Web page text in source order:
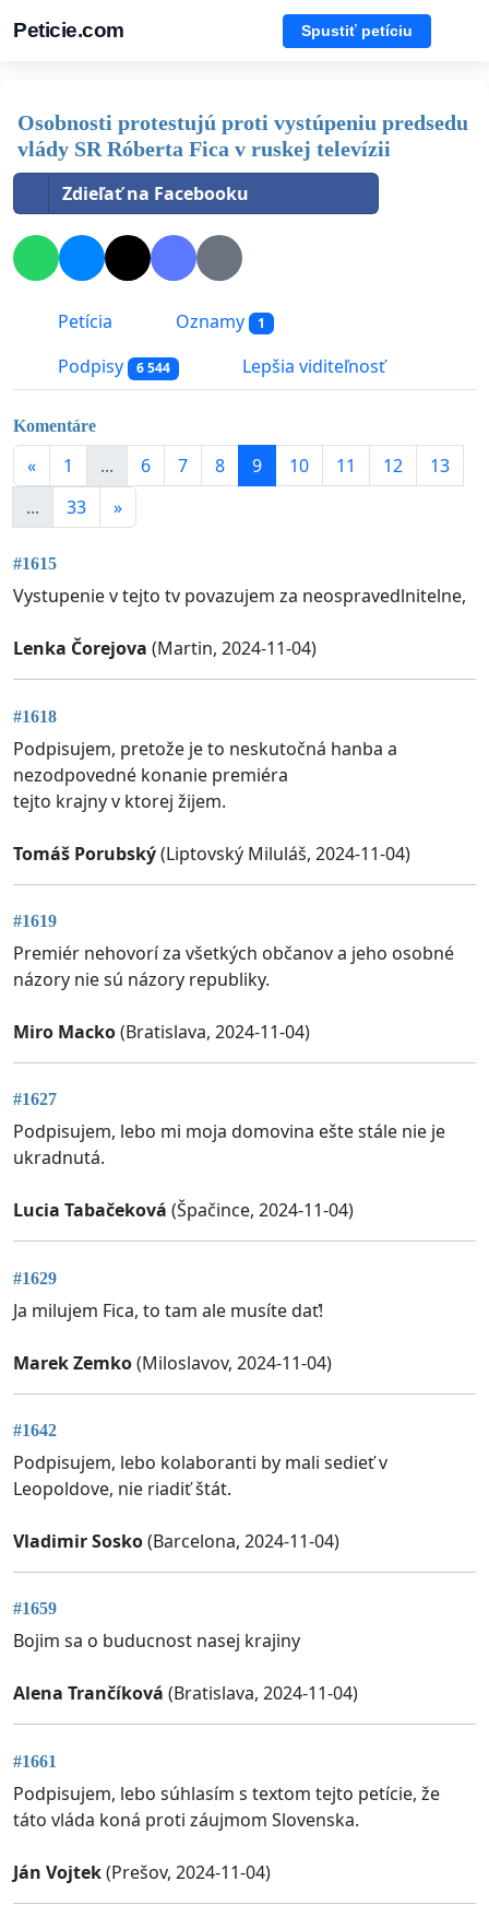
Peticie.com Spustiť petíciu
Osobnosti protestujú proti vystúpeniu predsedu
vlády SR Róberta Fica v ruskej televízii
Zdieľať na Facebooku
Petícia Oznamy 1
Podpisy 6 544 Lepšia viditeľnosť
Komentáre
« 1 ... 6 7 8 9 10 11 12
13
...
33 »
#1615
Vystupenie v tejto tv povazujem za neospravedlnitelne,
Lenka Čorejova (Martin, 2024-11-04)
#1618
Podpisujem, pretože je to neskutočná hanba a
nezodpovedné konanie premiéra
tejto krajny v ktorej žijem.
Tomáš Porubský(Liptovský Miluláš, 2024-11-04)
#1619
Premiér nehovorí za všetkých občanov a jeho osobné
názory nie sú názory republiky.
Miro Macko(Bratislava, 2024-11-04)
#1627
Podpisujem, lebo mi moja domovina ešte stále nie je
ukradnutá.
Lucia Tabačeková (Špačince, 2024-11-04)
#1629
Ja milujem Fica, to tam ale musíte dať!
Marek Zemko(Miloslavov, 2024-11-04)
#1642
Podpisujem, lebo kolaboranti by mali sedieť v
Leopoldove, nie riadiť štát.
Vladimir Sosko(Barcelona, 2024-11-04)
#1659
Bojim sa o buducnost nasej krajiny
Alena Trančíková (Bratislava, 2024-11-04)
#1661
Podpisujem, lebo súhlasím s textom tejto petície, že
táto vláda koná proti záujmom Slovenska.
Ján Vojtek(Prešov, 2024-11-04)